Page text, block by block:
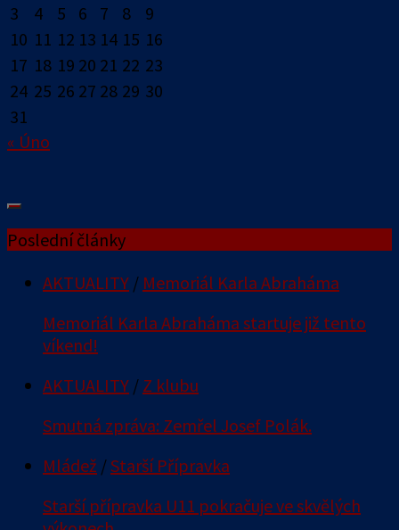
3
4 5 6 7 8
9
10 11 12 13 14 15 16
17 18 19 20 21 22 23
24 25 26 27 28 29 30
31
« Úno
Poslední články
AKTUALITY / Memoriál Karla Abraháma
Memoriál Karla Abraháma startuje již tento
víkend!
AKTUALITY / Z klubu
Smutná zpráva: Zemřel Josef Polák.
Mládež /Starší Přípravka
Starší přípravka U11 pokračuje ve skvělých